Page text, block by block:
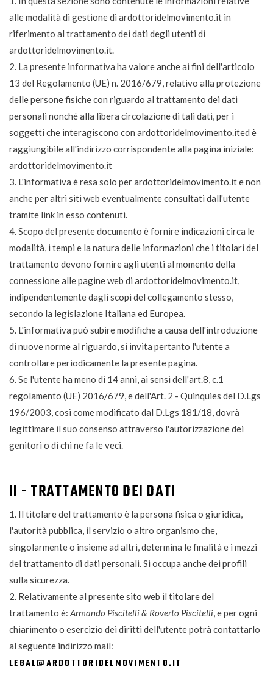
alle modalità di gestione di ardottoridelmovimento.it in
riferimento al trattamento dei dati degli utenti di
ardottoridelmovimento.it.
2. La presente informativa ha valore anche ai fini dell'articolo
13 del Regolamento (UE) n. 2016/679, relativo alla protezione
delle persone fisiche con riguardo al trattamento dei dati
personali nonché alla libera circolazione di tali dati, per i
soggetti che interagiscono con ardottoridelmovimento.ited è
raggiungibile all'indirizzo corrispondente alla pagina iniziale:
ardottoridelmovimento.it
3. L'informativa è resa solo per ardottoridelmovimento.it e non
anche per altri siti web eventualmente consultati dall'utente
tramite link in esso contenuti.
4. Scopo del presente documento è fornire indicazioni circa le
modalità, i tempi e la natura delle informazioni che i titolari del
trattamento devono fornire agli utenti al momento della
connessione alle pagine web di ardottoridelmovimento.it,
indipendentemente dagli scopi del collegamento stesso,
secondo la legislazione Italiana ed Europea.
5. L'informativa può subire modifiche a causa dell'introduzione
di nuove norme al riguardo, si invita pertanto l'utente a
controllare periodicamente la presente pagina.
6. Se l'utente ha meno di 14 anni, ai sensi dell'art.8, c.1
regolamento (UE) 2016/679, e dell'Art. 2 - Quinquies del D.Lgs
196/2003, così come modificato dal D.Lgs 181/18, dovrà
legittimare il suo consenso attraverso l'autorizzazione dei
genitori o di chi ne fa le veci.
II - TRATTAMENTO DEI DATI
1. Il titolare del trattamento è la persona fisica o giuridica,
l'autorità pubblica, il servizio o altro organismo che,
singolarmente o insieme ad altri, determina le finalità e i mezzi
del trattamento di dati personali. Si occupa anche dei profili
sulla sicurezza.
2. Relativamente al presente sito web il titolare del
trattamento è: Armando Piscitelli & Roverto Piscitelli, e per ogni
chiarimento o esercizio dei diritti dell'utente potrà contattarlo
al seguente indirizzo mail:
LEGAL@ARDOTTORIDELMOVIMENTO.IT